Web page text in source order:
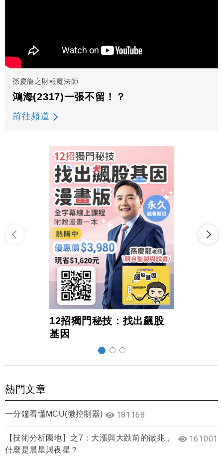
孫慶龍之財報魔法師
鴻海(2317)一張不留！？
前往頻道
12招獨門秘技：找出飆股
基因
熱門文章
一分鐘看懂MCU(微控制器) 181168
【技術分析園地】之7：大漲與大跌前的徵兆，
什麼是晨星與夜星？
161001